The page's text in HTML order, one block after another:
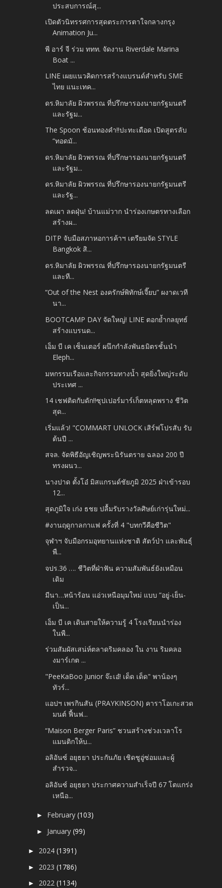
ประสบการณ์สุ...
เปิดตัวนิทรรศการสุดตระการตาใจกลางกรุง
Animation Ju...
พี อาร์ จี ร่วม ททท. จัดงาน Riverdale Marina
Boat ...
LINE เผยแนวคิดการสร้างแบรนด์สำหรับ SME
ไทย แนะเทค...
ดร.หิมาลัย ผิวพรรณ ที่ปรึกษารองนายกรัฐมนตรี
และรัฐม...
The Spoon ช้อนทองคำ!!ปะทะเดือด เปิดสูตรลับ
“ทอดมั...
ดร.หิมาลัย ผิวพรรณ ที่ปรึกษารองนายกรัฐมนตรี
และรัฐม...
ดร.หิมาลัย ผิวพรรณ ที่ปรึกษารองนายกรัฐมนตรี
และรัฐ...
ลดเผา ลดฝุ่น! บ้านแม่วาก นำร่องเกษตรทางเลือก
สร้างผ...
DITP จับมือสภาหอการค้าฯ เตรียมจัด STYLE
Bangkok สิ...
ดร.หิมาลัย ผิวพรรณ ที่ปรึกษารองนายกรัฐมนตรี
และที...
“Out of the Nest องครักษ์พิทักษ์เจี๊ยบ” ผงาดเวที
นา...
BOOTCAMP DAY จัดใหญ่! LINE ตอกย้ำกลยุทธ์
สร้างแบรนด...
เอ็ม บี เค เซ็นเตอร์ ผนึกกำลังพันธมิตรชั้นนำ
Eleph...
มหกรรมเรือและกิจกรรมทางน้ำ สุดยิ่งใหญ่ระดับ
ประเทศ ...
14 เชฟติดกับดัก!!ซุปเปอร์มาร์เก็ตหลุดพราง ชีวิต
สุด...
เริ่มแล้ว! "COMMART UNLOCK เสิร์ฟโปรสับ รับ
ต้นปี ...
สจล. จัดพิธีอัญเชิญพระนิรันตราย ฉลอง 200 ปี
ทรงผนว...
นางปาด ตั้งโอ๋ มิสแกรนด์ชัยภูมิ 2025 ฝ่าเข้ารอบ
12...
สุดภูมิใจ เก่ง ธชย ปลื้มรับรางวัลศิษย์เก่ารุ่นใหม่...
#งานฤดูกาลกาแฟ ครั้งที่ 4 "บทกวีคือชีวิต"
จุฬาฯ จับมือกรมอุทยานแห่งชาติ สัตว์ป่า และพันธุ์
พื...
จปร.36 …. ชีวิตที่ฝ่าฟัน ความสัมพันธ์ยังเหมือน
เดิม
มีนา…หน้าร้อน แอ่วเหนือมุมใหม่ แบบ ”อยู่-เย็น-
เป็น...
เอ็ม บี เค เดินสายให้ความรู้ 4 โรงเรียนนำร่อง
ในพื...
ร่วมสัมผัสเสน่ห์ตลาดริมคลอง ใน งาน ริมคลอ
งมาร์เกต ...
"PeeKaBoo Junior จ๊ะเอ๋! เด็ด เด็ด" พาน้องๆ
ทัวร์...
แอปฯ เพรกินสัน (PRAYKINSON) คาราโอเกะสวด
มนต์ ฟื้นฟ...
“Maison Berger Paris” ชวนสร้างช่วงเวลาโร
แมนติกให้บ...
อลิอันซ์ อยุธยา ประกันภัย เชิดชูอู่ซ่อมและผู้
สำรวจ...
อลิอันซ์ อยุธยา ประกาศความสำเร็จปี 67 โตแกร่ง
เหนือ...
► February(103)
► January(99)
► 2024(1391)
► 2023(1786)
► 2022(1134)